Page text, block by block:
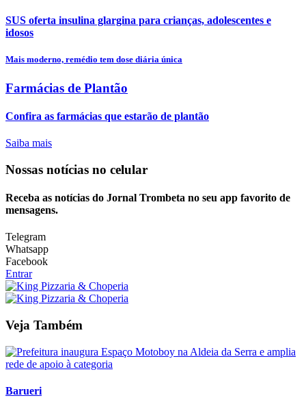
SUS oferta insulina glargina para crianças, adolescentes e
idosos
Mais moderno, remédio tem dose diária única
Farmácias de Plantão
Confira as farmácias que estarão de plantão
Saiba mais
Nossas notícias no celular
Receba as notícias do Jornal Trombeta no seu app favorito de
mensagens.
Telegram
Whatsapp
Facebook
Entrar
Veja Também
Barueri